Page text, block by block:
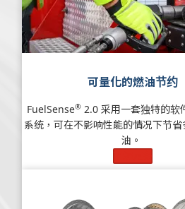
可量化的燃油节约
FuelSense®2.0 采用一套独特的软
系统，可在不影响性能的情况下节
油。